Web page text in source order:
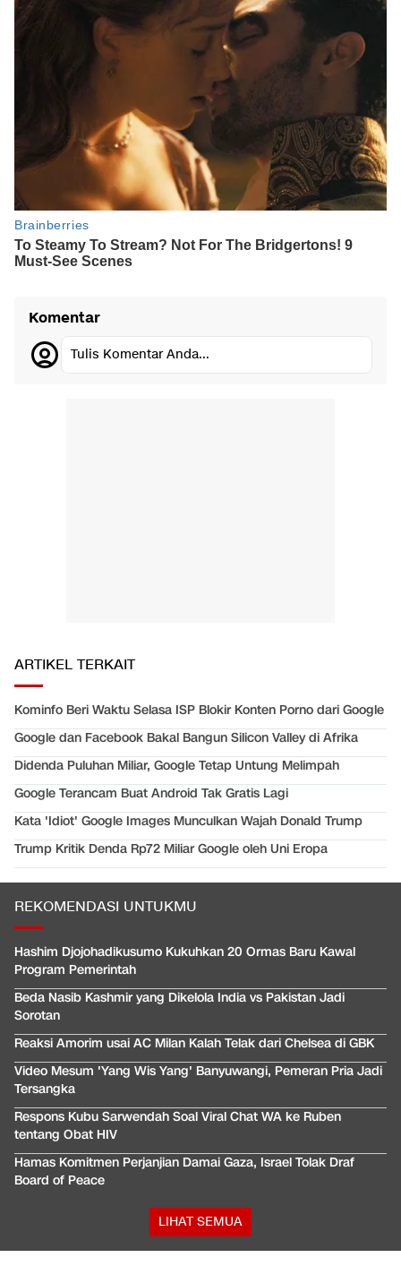
Komentar
Tulis Komentar Anda...
ARTIKEL TERKAIT
Kominfo Beri Waktu Selasa ISP Blokir Konten Porno dari Google
Google dan Facebook Bakal Bangun Silicon Valley di Afrika
Didenda Puluhan Miliar, Google Tetap Untung Melimpah
Google Terancam Buat Android Tak Gratis Lagi
Kata 'Idiot' Google Images Munculkan Wajah Donald Trump
Trump Kritik Denda Rp72 Miliar Google oleh Uni Eropa
REKOMENDASI UNTUKMU
Hashim Djojohadikusumo Kukuhkan 20 Ormas Baru Kawal
Program Pemerintah
Beda Nasib Kashmir yang Dikelola India vs Pakistan Jadi
Sorotan
Reaksi Amorim usai AC Milan Kalah Telak dari Chelsea di GBK
Video Mesum 'Yang Wis Yang' Banyuwangi, Pemeran Pria Jadi
Tersangka
Respons Kubu Sarwendah Soal Viral Chat WA ke Ruben
tentang Obat HIV
Hamas Komitmen Perjanjian Damai Gaza, Israel Tolak Draf
Board of Peace
LIHAT SEMUA